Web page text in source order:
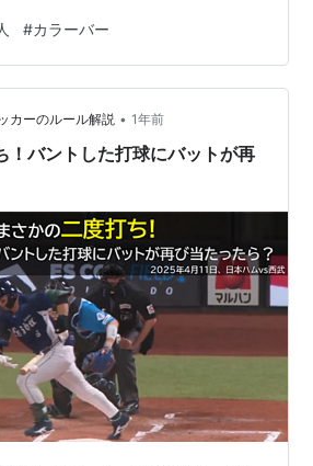
か！」 ア「信じられませんね」 解
「山田、ピッチにバットを持ち込ん
カードで退場です」 解「やはり野球
が間違いでしたね」 クレタ人 「ク
はそれを言った人がクレタ人である
#カラーバー
カーのルール解説 • 1年前
！バントした打球にバットが再